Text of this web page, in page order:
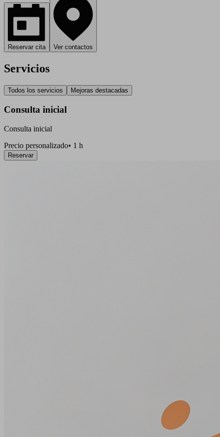
Reservar cita Ver contactos
Servicios
Todos los servicios Mejoras destacadas
Consulta inicial
Consulta inicial
Precio personalizado• 1 h
Reservar